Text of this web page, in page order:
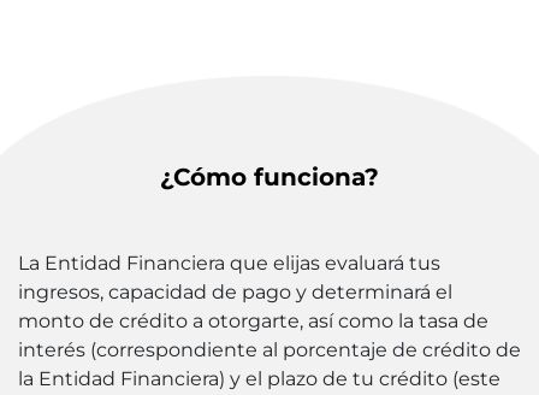
¿Cómo funciona?
La Entidad Financiera que elijas evaluará tus
ingresos, capacidad de pago y determinará el
monto de crédito a otorgarte, así como la tasa de
interés (correspondiente al porcentaje de crédito de
la Entidad Financiera) y el plazo de tu crédito (este